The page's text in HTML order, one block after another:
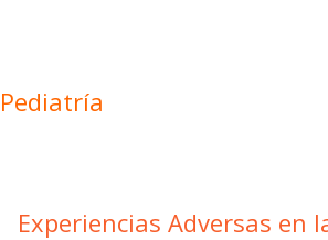
Pediatría
Experiencias Adversas en